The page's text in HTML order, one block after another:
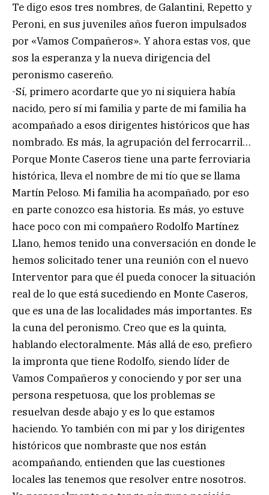
Te digo esos tres nombres, de Galantini, Repetto y
Peroni, en sus juveniles años fueron impulsados
por «Vamos Compañeros». Y ahora estas vos, que
sos la esperanza y la nueva dirigencia del
peronismo casereño.
-Sí, primero acordarte que yo ni siquiera había
nacido, pero sí mi familia y parte de mi familia ha
acompañado a esos dirigentes históricos que has
nombrado. Es más, la agrupación del ferrocarril…
Porque Monte Caseros tiene una parte ferroviaria
histórica, lleva el nombre de mi tío que se llama
Martín Peloso. Mi familia ha acompañado, por eso
en parte conozco esa historia. Es más, yo estuve
hace poco con mi compañero Rodolfo Martínez
Llano, hemos tenido una conversación en donde le
hemos solicitado tener una reunión con el nuevo
Interventor para que él pueda conocer la situación
real de lo que está sucediendo en Monte Caseros,
que es una de las localidades más importantes. Es
la cuna del peronismo. Creo que es la quinta,
hablando electoralmente. Más allá de eso, prefiero
la impronta que tiene Rodolfo, siendo líder de
Vamos Compañeros y conociendo y por ser una
persona respetuosa, que los problemas se
resuelvan desde abajo y es lo que estamos
haciendo. Yo también con mi par y los dirigentes
históricos que nombraste que nos están
acompañando, entienden que las cuestiones
locales las tenemos que resolver entre nosotros.